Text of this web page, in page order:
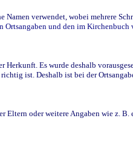
verwendet, wobei mehrere
und den im Kirchenbuch
Es wurde deshalb
ist. Deshalb ist bei der
oder weitere Angaben wie z. B.